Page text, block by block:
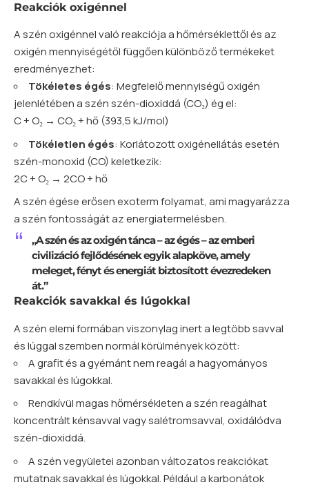
Reakciók oxigénnel
A szén oxigénnel való reakciója a hőmérséklettől és az
oxigén mennyiségétől függően különböző termékeket
eredményezhet:
Tökéletes égés: Megfelelő mennyiségű oxigén
jelenlétében a szén szén-dioxiddá (CO₂) ég el:
C + O₂ → CO₂ + hő (393,5 kJ/mol)
Tökéletlen égés: Korlátozott oxigénellátás esetén
szén-monoxid (CO) keletkezik:
2C + O₂ → 2CO + hő
A szén égése erősen exoterm folyamat, ami magyarázza
a szén fontosságát az energiatermelésben.
„A szén és az oxigén tánca – az égés – az emberi
civilizáció fejlődésének egyik alapköve, amely
meleget, fényt és energiát biztosított évezredeken
át.”
Reakciók savakkal és lúgokkal
A szén elemi formában viszonylag inert a legtöbb savval
és lúggal szemben normál körülmények között:
A grafit és a gyémánt nem reagál a hagyományos
savakkal és lúgokkal.
Rendkívül magas hőmérsékleten a szén reagálhat
koncentrált kénsavval vagy salétromsavval, oxidálódva
szén-dioxiddá.
A szén vegyületei azonban változatos reakciókat
mutatnak savakkal és lúgokkal. Például a karbonátok